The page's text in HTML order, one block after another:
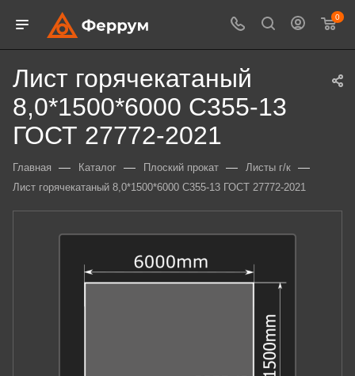
0
Лист горячекатаный
8,0*1500*6000 С355-13
ГОСТ 27772-2021
Главная — Каталог — Плоский прокат — Листы г/к —
Лист горячекатаный 8,0*1500*6000 С355-13 ГОСТ 27772-2021